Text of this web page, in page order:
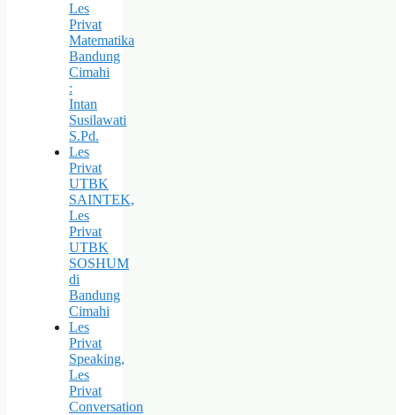
Les
Privat
Matematika
Bandung
Cimahi
:
Intan
Susilawati
S.Pd.
Les
Privat
UTBK
SAINTEK,
Les
Privat
UTBK
SOSHUM
di
Bandung
Cimahi
Les
Privat
Speaking,
Les
Privat
Conversation